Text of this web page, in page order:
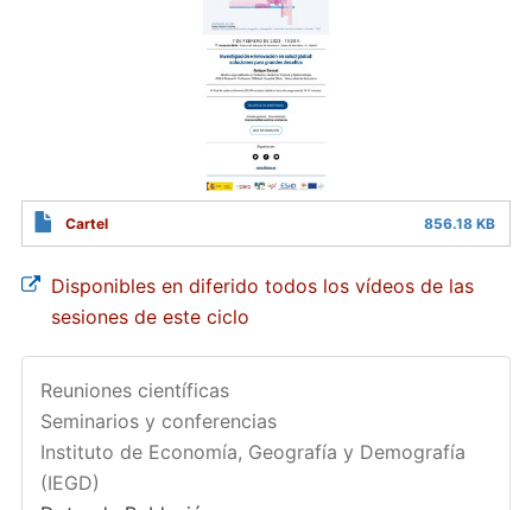
Cartel 856.18 KB
Disponibles en diferido todos los vídeos de las
sesiones de este ciclo
Reuniones científicas
Seminarios y conferencias
Instituto de Economía, Geografía y Demografía
(IEGD)